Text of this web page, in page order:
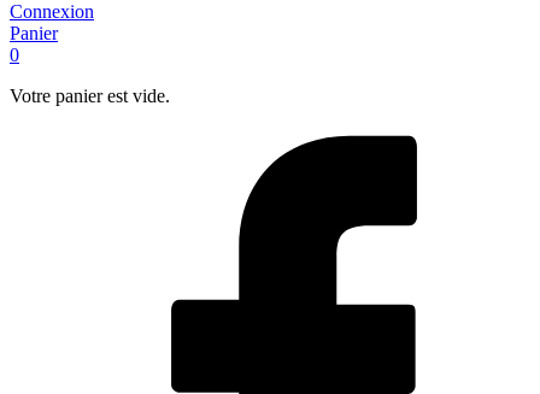
Connexion
Panier
0
Votre panier est vide.